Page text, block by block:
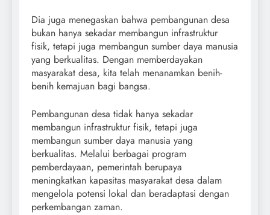
Dia juga menegaskan bahwa pembangunan desa
bukan hanya sekadar membangun infrastruktur
fisik, tetapi juga membangun sumber daya manusia
yang berkualitas. Dengan memberdayakan
masyarakat desa, kita telah menanamkan benih-
benih kemajuan bagi bangsa.
Pembangunan desa tidak hanya sekadar
membangun infrastruktur fisik, tetapi juga
membangun sumber daya manusia yang
berkualitas. Melalui berbagai program
pemberdayaan, pemerintah berupaya
meningkatkan kapasitas masyarakat desa dalam
mengelola potensi lokal dan beradaptasi dengan
perkembangan zaman.